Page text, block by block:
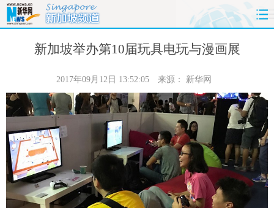
首页 时政 国际 财经
体育 人事
时尚 思客 地方 法治
港澳 台湾 华人 汽车
科技 能源 房产 公司
图片 视频 彩票 食品
新加坡举办第10届玩具电玩与漫画展
2017年09月12日 13:52:05 来源： 新华网